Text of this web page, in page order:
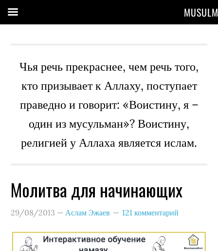
Чья речь прекраснее, чем речь того,
кто призывает к Аллаху, поступает
праведно и говорит: «Воистину, я –
один из мусульман»? Воистину,
религией у Аллаха является ислам.
Молитва для начинающих
29/08/2013 —Аслам Эжаев 121 комментарий